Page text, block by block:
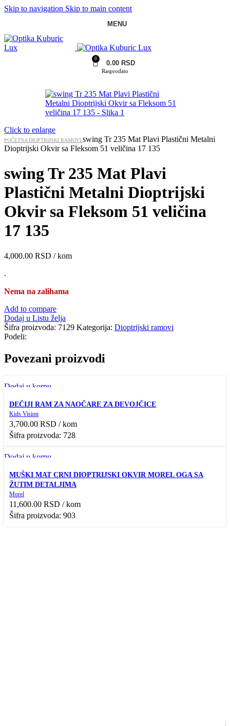
Skip to navigation Skip to main content
MENU
0
0.00 RSD
Rasprodato
Click to enlarge
POČETNA DIOPTRIJSKI RAMOVI swing Tr 235 Mat Plavi Plastični Metalni
Dioptrijski Okvir sa Fleksom 51 veličina 17 135
swing Tr 235 Mat Plavi
Plastični Metalni Dioptrijski
Okvir sa Fleksom 51 veličina
17 135
4,000.00 RSD / kom
.
Nema na zalihama
Add to compare
Dodaj u Listu želja
Šifra proizvoda: 7129 Kategorija: Dioptrijski ramovi
Podeli:
Povezani proizvodi
Dodaj u korpu
Add to compare
Dodaj u Listu želja
DEČIJI RAM ZA NAOČARE ZA DEVOJČICE
Kids Vision
3,700.00 RSD / kom
Šifra proizvoda: 728
Dodaj u korpu
Add to compare
Dodaj u Listu želja
MUŠKI MAT CRNI DIOPTRIJSKI OKVIR MOREL OGA SA
ŽUTIM DETALJIMA
Morel
11,600.00 RSD / kom
Šifra proizvoda: 903